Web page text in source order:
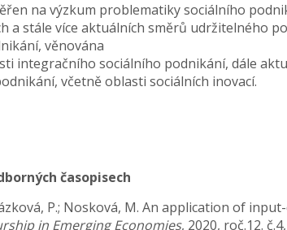
na výzkum problematiky sociálního
a stále více aktuálních směrů udržitelného
věnována
integračního sociálního podnikání, dále
včetně oblasti sociálních inovací.
časopisech
P.; Nosková, M. An application of
in Emerging Economies, 2020, roč.12.